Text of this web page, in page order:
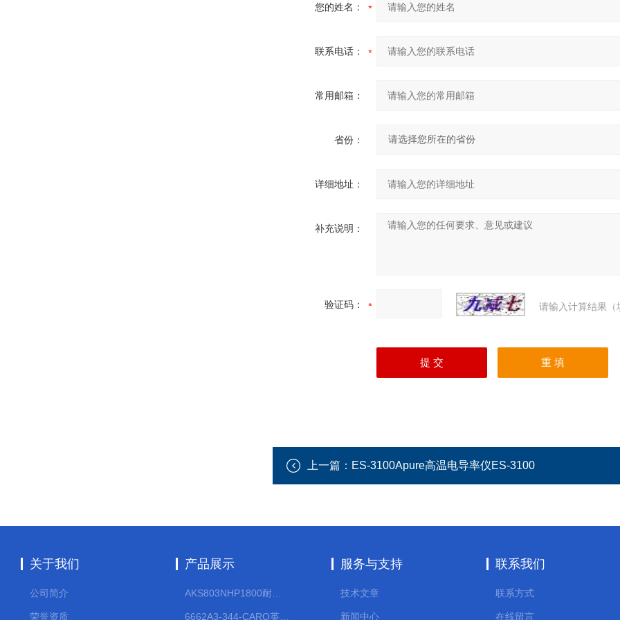
您的姓名：
联系电话：
常用邮箱：
省份：
详细地址：
补充说明：
验证码： 请输入计算结果（
上一篇： ES-3100Apure高温电导率仪ES-3100
关于我们
公司简介
荣誉资质
产品展示 服务与支持
技术文章
新闻中心
联系我们
联系方式
在线留言